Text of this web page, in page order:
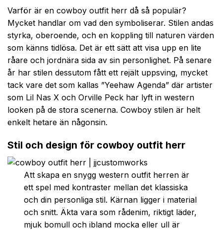
Varför är en cowboy outfit herr då så populär?
Mycket handlar om vad den symboliserar. Stilen andas
styrka, oberoende, och en koppling till naturen värden
som känns tidlösa. Det är ett sätt att visa upp en lite
råare och jordnära sida av sin personlighet. På senare
år har stilen dessutom fått ett rejält uppsving, mycket
tack vare det som kallas ”Yeehaw Agenda” där artister
som Lil Nas X och Orville Peck har lyft in western
looken på de stora scenerna. Cowboy stilen är helt
enkelt hetare än någonsin.
Stil och design för cowboy outfit herr
Att skapa en snygg western outfit herren är
ett spel med kontraster mellan det klassiska
och din personliga stil. Kärnan ligger i material
och snitt. Äkta vara som rådenim, riktigt läder,
mjuk bomull och ibland mocka eller ull är